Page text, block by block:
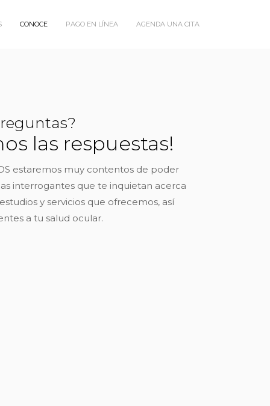
CONOCE PAGO EN LÍNEA AGENDA UNA CITA
las respuestas!
estaremos muy contentos de poder
interrogantes que te inquietan acerca
y servicios que ofrecemos, así
a tu salud ocular.